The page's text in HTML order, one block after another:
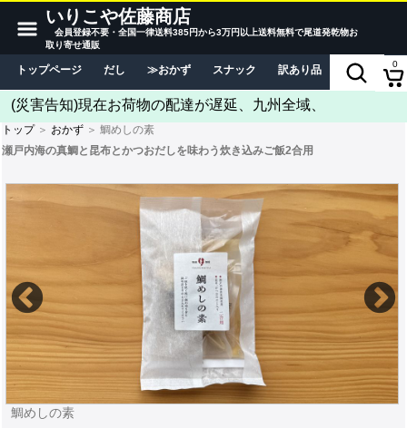
いりこや佐藤商店
会員登録不要・全国一律送料385円から3万円以上送料無料で尾道発乾物お
取り寄せ通販
トップページ だし おかず スナック 訳あり品 当店につい
0
(災害告知)現在お荷物の配達が遅延、九州全域、
トップ＞ おかず ＞ 鯛めしの素
瀬戸内海の真鯛と昆布とかつおだしを味わう炊き込みご飯2合用
鯛めしの素